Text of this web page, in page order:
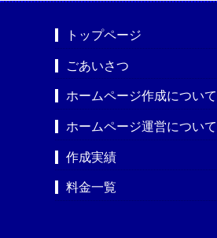
トップページ
ごあいさつ
ホームページ作成について
ホームページ運営について
作成実績
料金一覧